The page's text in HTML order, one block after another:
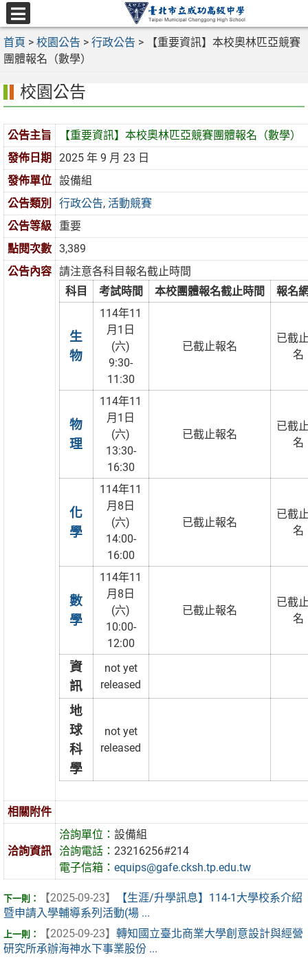
跳
至
主
要
區
選
單
首頁 > 校園公告 > 行政公告 >
【重要資訊】本校奧林匹亞競賽
團體報名（數學）
校園公告
公告主旨
【重要資訊】本校奧林匹亞競賽團體報名（數學）
發佈日期
2025 年 9 月 23 日
發佈單位 設備組
公告類別
行政公告, 活動競賽
公告等級
重要
點閱次數 3,389
公告內容 請注意各科目報名截止時間
科目
考試時間 本校團體報名截止時間 報名
生
物
114年11
月1日
(六)
9:30-
11:30
已截止報名
已截
名
物
理
114年11
月1日
(六)
13:30-
16:30
已截止報名
已截
名
化
學
114年11
月8日
(六)
14:00-
16:00
已截止報名
已截
名
數
學
114年11
月8日
(六)
10:00-
12:00
已截止報名
已截
名
資
訊
not yet
released
地
球
科
學
not yet
released
相關附件
洽詢資訊
洽詢單位： 設備組
洽詢電話： 23216256#214
電子信箱： equips@gafe.cksh.tp.edu.tw
【2025-09-23】
【生涯/升學訊息】114-1大學校系介紹
暨申請入學輔導系列活動(場 ...
【2025-09-23】 轉知國立臺北商業大學創意設計與經營
研究所承辦海神水下事業股份 ...